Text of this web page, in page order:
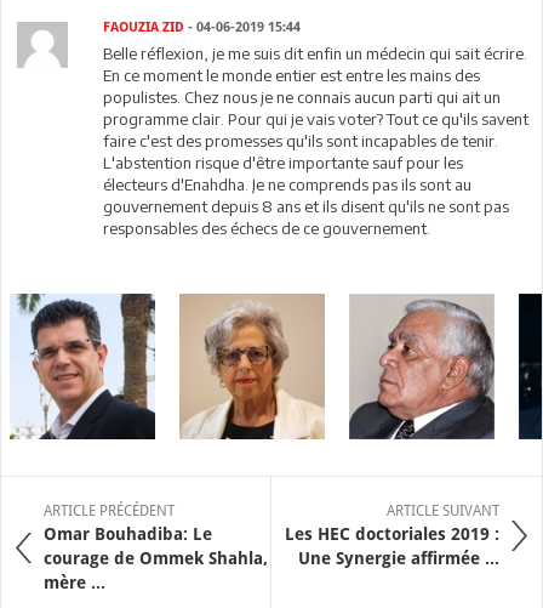
FAOUZIA ZID - 04-06-2019 15:44
Belle réflexion, je me suis dit enfin un médecin qui sait écrire.
En ce moment le monde entier est entre les mains des
populistes. Chez nous je ne connais aucun parti qui ait un
programme clair. Pour qui je vais voter? Tout ce qu'ils savent
faire c'est des promesses qu'ils sont incapables de tenir.
L'abstention risque d'être importante sauf pour les
électeurs d'Enahdha. Je ne comprends pas ils sont au
gouvernement depuis 8 ans et ils disent qu'ils ne sont pas
responsables des échecs de ce gouvernement.
ARTICLE PRÉCÉDENT
Omar Bouhadiba: Le
courage de Ommek Shahla,
mère ...
ARTICLE SUIVANT
Les HEC doctoriales 2019 :
Une Synergie affirmée ...